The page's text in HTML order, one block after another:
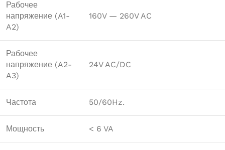
Рабочее
напряжение (A1-
A2)
160V — 260V AC
Рабочее
напряжение (A2-
A3)
24V AC/DC
Частота 50/60Hz.
Мощность < 6 VA